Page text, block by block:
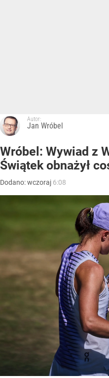
Autor:
Jan Wróbel
Wróbel: Wywiad z
Świątek obnażył
Dodano:wczoraj 6:08